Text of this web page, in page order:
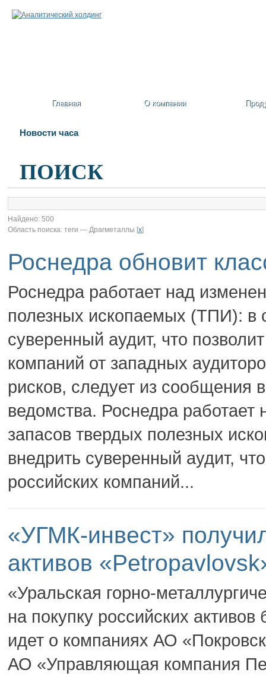
Главная О компании
Новости часа
ПОИСК
Найдено: 500
Область поиска: теги — Драгметаллы [x]
Роснедра обновит
Роснедра работает над
полезных ископаемых (ТПИ): в
суверенный аудит, что
компаний от западных
рисков, следует из сообщения
ведомства. Роснедра
запасов твердых полезных
внедрить суверенный аудит,
российских компаний...
«УГМК-инвест»
активов
«Уральская горно-
на покупку российских
идет о компаниях АО
АО «Управляющая компания